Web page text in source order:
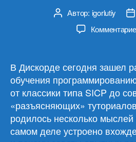
Автор
записи
Автор: igorlutiy
В Дискорде сегодня зашел
обучения
от классики типа SICP до
«разъясняющих»
родилось несколько мыслей
самом деле устроено